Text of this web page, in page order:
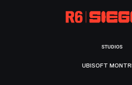
STUDIOS
UBISOFT